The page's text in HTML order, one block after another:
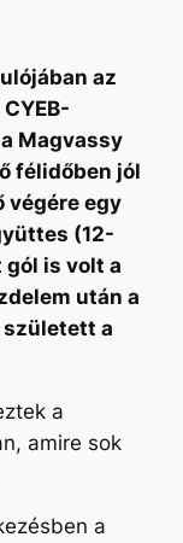
az
Magvassy
félidőben jól
végére egy
(12-
gól is volt a
után a
született a
a
amire sok
a